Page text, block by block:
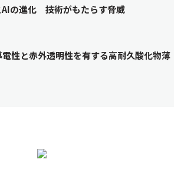
AIの進化 技術がもたらす脅威
性と赤外透明性を有する高耐久酸化物薄